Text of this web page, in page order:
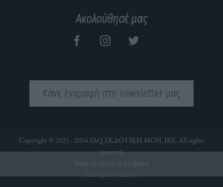
Ακολούθησέ μας
Κάνε εγγραφή στο newsletter μας
Copyright © 2021 - 2024 FAQ ΕΚΔΟΤΙΚΗ ΜΟΝ. ΙΚΕ. All rights
reserved.
Made by 2ence & Codedux
PerfOps by Nuevvo